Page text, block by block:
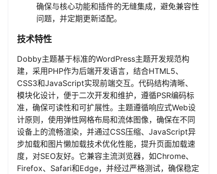
确保与核心功能和插件的无缝集成，避免兼容性
问题，并定期更新适配。
技术特性
Dobby主题基于标准的WordPress主题开发规范构
建，采用PHP作为后端开发语言，结合HTML5、
CSS3和JavaScript实现前端交互。代码结构清晰、
模块化设计，便于二次开发和维护，遵循PSR编码标
准，确保可读性和可扩展性。主题遵循响应式Web设
计原则，使用弹性网格布局和流体图像，确保在不同
设备上的流畅渲染，并通过CSS压缩、JavaScript异
步加载和图片懒加载技术优化性能，提升页面加载速
度，对SEO友好。它兼容主流浏览器，如Chrome、
Firefox、Safari和Edge，并经过严格测试，确保稳定